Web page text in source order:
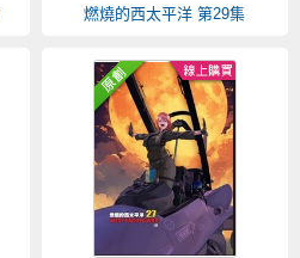
燃燒的西太平洋 第29集